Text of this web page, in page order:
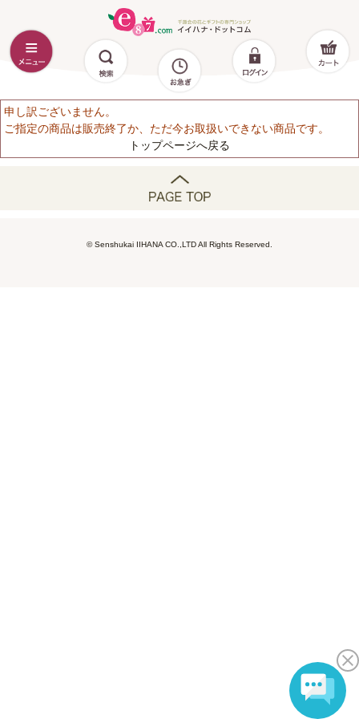
申し訳ございません。
ご指定の商品は販売終了か、ただ今お取扱いできない商品です。
トップページへ戻る
© Senshukai IIHANA CO.,LTD All Rights Reserved.